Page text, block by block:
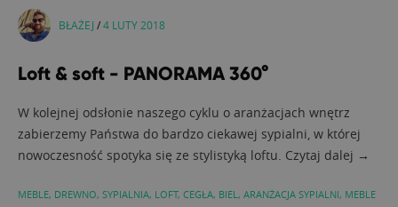
BŁAŻEJ /4 LUTY 2018
Loft & soft - PANORAMA 360°
W kolejnej odsłonie naszego cyklu o aranżacjach wnętrz
zabierzemy Państwa do bardzo ciekawej sypialni, w której
nowoczesność spotyka się ze stylistyką loftu. Czytaj dalej →
MEBLE, DREWNO, SYPIALNIA, LOFT, CEGŁA, BIEL, ARANŻACJA SYPIALNI, MEBLE